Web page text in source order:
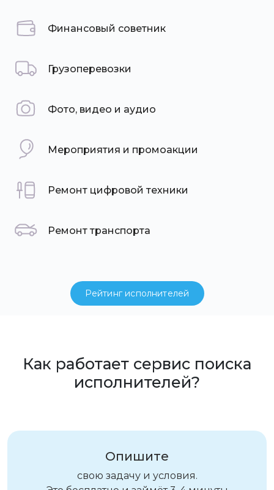
Финансовый советник
Грузоперевозки
Фото, видео и аудио
Мероприятия и промоакции
Ремонт цифровой техники
Ремонт транспорта
Рейтинг исполнителей
Как работает сервис поиска
исполнителей?
Опишите
свою задачу и условия.